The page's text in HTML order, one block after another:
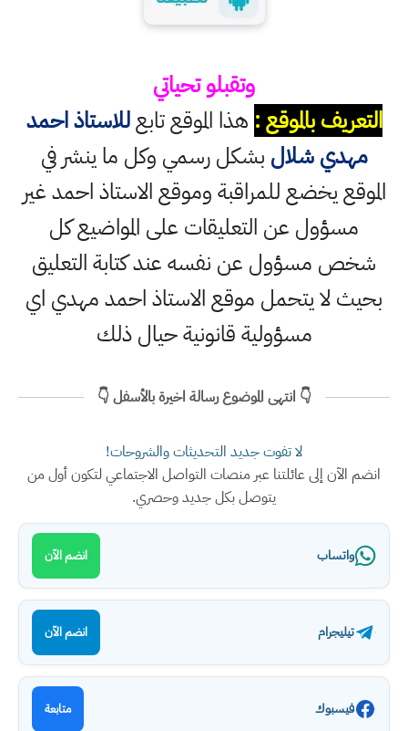
وتقبلو تحياتي
التعريف بالموقع : هذا الموقع تابعللاستاذ احمد
مهدي شلال بشكل رسمي وكل ما ينشر في
الموقع يخضع للمراقبة وموقع الاستاذ احمد غير
مسؤول عن التعليقات على المواضيع كل
شخص مسؤول عن نفسه عند كتابة التعليق
بحيث لا يتحمل موقع الاستاذ احمد مهدي اي
مسؤولية قانونية حيال ذلك
👇 انتهى الموضوع رسالة اخيرة بالأسفل 👇
لا تفوت جديد التحديثات والشروحات!
انضم الآن إلى عائلتنا عبر منصات التواصل الاجتماعي لتكون أول من
يتوصل بكل جديد وحصري.
واتساب انضم الآن
تيليجرام انضم الآن
فيسبوك متابعة